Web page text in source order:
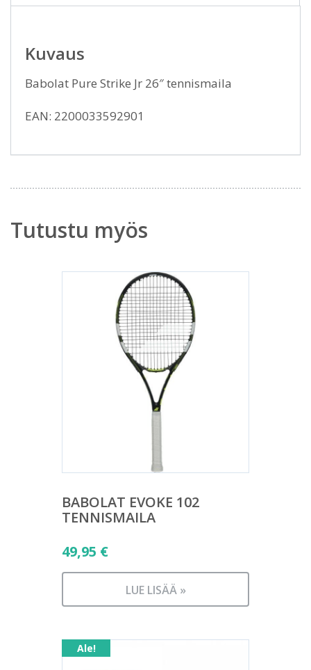
Kuvaus
Babolat Pure Strike Jr 26″ tennismaila
EAN: 2200033592901
Tutustu myös
BABOLAT EVOKE 102
TENNISMAILA
49,95 €
LUE LISÄÄ »
Ale!